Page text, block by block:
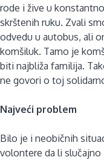
rode i žive u
skrštenih ruku. Zvali
odvedu u autobus, ali
komšiluk. Tamo je
biti najbliža familija.
ne govori o toj
Najveći problem
Bilo je i neobičnih
volontere da li